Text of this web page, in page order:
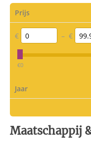
Prijs
€ – €
‎€0
Jaar
Maatschappij